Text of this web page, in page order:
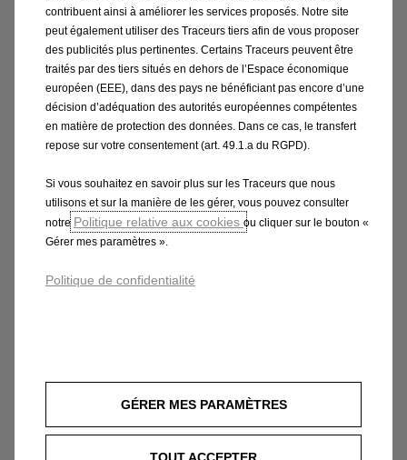
Même lorsque les sièges arrière sont relevés, le SUV
dispose d'un volume de chargement de 460 litres.
Lorsque les sièges arrière, qui peuvent être divisés de
manière flexible dans un rapport 60:40, sont
rabattus, la capacité augmente jusqu'à environ 1 600
litres, ce qui est comparable à l'espace de chargement
de l'Opel Astra Sports Tourer, best-seller de la
catégorie des compactes. L'espace de chargement
ainsi obtenu, d'une longueur de 1 876 millimètres et
d'une largeur de 937 millimètres, peut accueillir de
nombreux bagages ou ustensiles de travail de tailles
personnes, il peut également le faire. Dans la version
GS, le Frontera peut être commandé en version sept
contribuent ainsi à améliorer les services proposés. Notre site
peut également utiliser des Traceurs tiers afin de vous proposer
des publicités plus pertinentes. Certains Traceurs peuvent être
traités par des tiers situés en dehors de l’Espace économique
européen (EEE), dans des pays ne bénéficiant pas encore d’une
décision d’adéquation des autorités européennes compétentes
en matière de protection des données. Dans ce cas, le transfert
repose sur votre consentement (art. 49.1.a du RGPD).
Si vous souhaitez en savoir plus sur les Traceurs que nous
utilisons et sur la manière de les gérer, vous pouvez consulter
notre Politique relative aux cookies ou cliquer sur le bouton «
Gérer mes paramètres ».
Politique de confidentialité
GÉRER MES PARAMÈTRES
TOUT ACCEPTER